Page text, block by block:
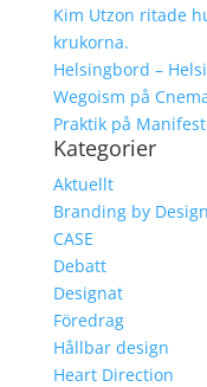
Kim Utzon ritade
krukorna.
Helsingbord –
Wegoism på
Praktik på
Kategorier
Aktuellt
Branding by
CASE
Debatt
Designat
Föredrag
Hållbar design
Heart Direction